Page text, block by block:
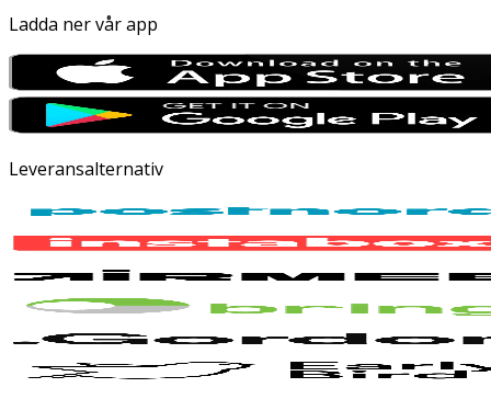
Ladda ner vår app
Leveransalternativ